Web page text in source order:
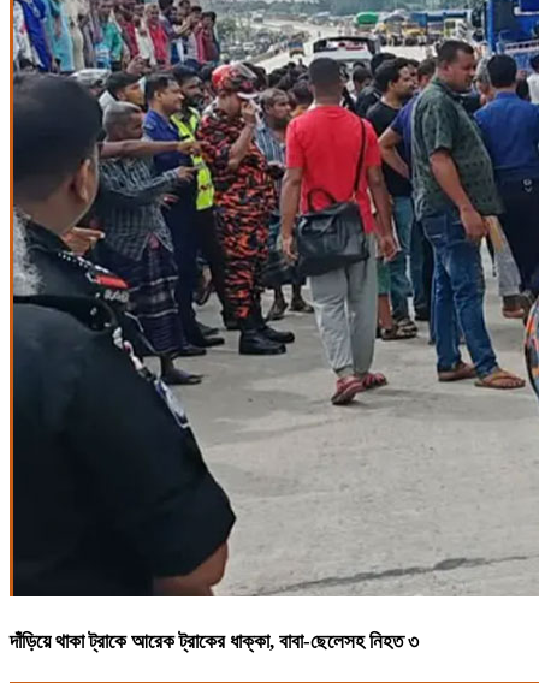
দাঁড়িয়ে থাকা ট্রাকে আরেক ট্রাকের ধাক্কা, বাবা-ছেলেসহ নিহত ৩